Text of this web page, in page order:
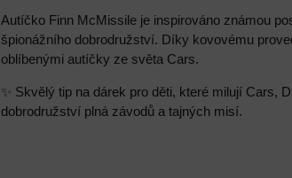
Autíčko Finn McMissile je inspirováno známou
špionážního dobrodružství. Díky kovovému
oblíbenými autíčky ze světa Cars.
✨ Skvělý tip na dárek pro děti, které milují Cars,
dobrodružství plná závodů a tajných misí.